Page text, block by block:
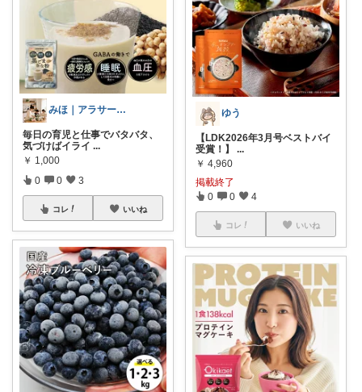
みほ｜アラサー主婦｜共働き｜2児育児中
毎日の育児と仕事でバタバタ、
気づけばイライ ...
￥ 1,000
0 0 3
コレ いいね
ゆう
【LDK2026年3月号ベストバイ
受賞！】
...
￥ 4,960
掲載終了
0 0 4
コレ いいね